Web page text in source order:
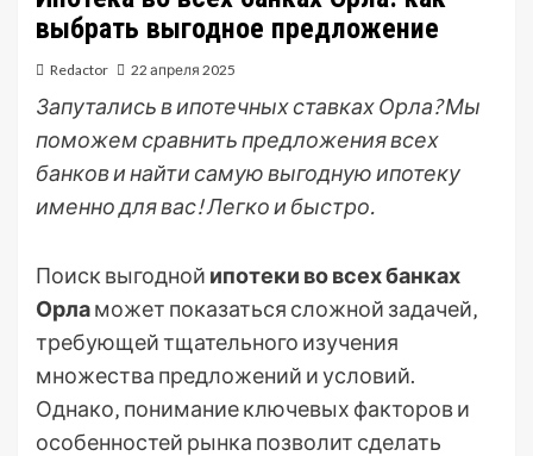
выбрать выгодное предложение
Redactor 22 апреля 2025
Запутались в ипотечных ставках Орла? Мы
поможем сравнить предложения всех
банков и найти самую выгодную ипотеку
именно для вас! Легко и быстро.
Поиск выгодной ипотеки во всех банках
Орламожет показаться сложной задачей‚
требующей тщательного изучения
множества предложений и условий.
Однако‚ понимание ключевых факторов и
особенностей рынка позволит сделать